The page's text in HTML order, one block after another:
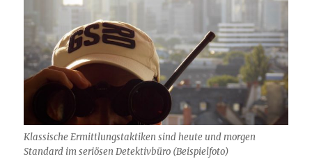
Klassische Ermittlungstaktiken sind heute und morgen
Standard im seriösen Detektivbüro (Beispielfoto)